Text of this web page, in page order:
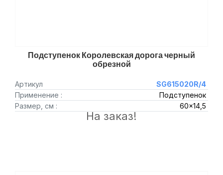
Подступенок Королевская дорога черный
обрезной
Артикул
SG615020R/4
Применение :
Подступенок
Размер, см :
60x14,5
На заказ!